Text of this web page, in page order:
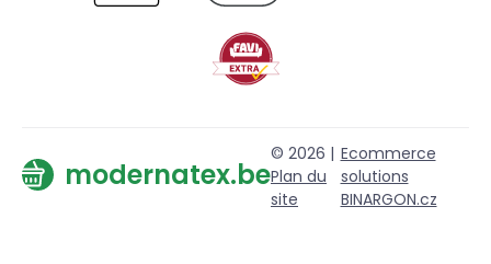
modernatex.be
© 2026 |
Plan du
site
Ecommerce
solutions
BINARGON.cz